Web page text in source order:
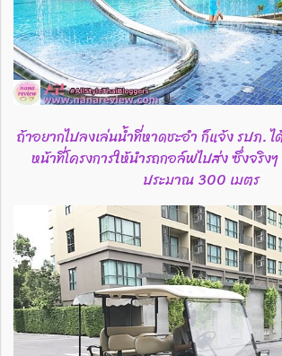
ถ้าอยากไปลงเล่นน้ำที่หาดชะอำ ก็แจ้ง รปภ. ไ
หน้าที่โครงการให้นำรถกอล์ฟไปส่ง ซึ่งจริงๆ
ประมาณ 300 เมตร